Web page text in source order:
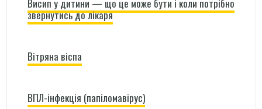
Висип у дитини — що це може бути і коли потрібно
звернутись до лікаря
Вітряна віспа
ВПЛ-інфекція (папіломавірус)